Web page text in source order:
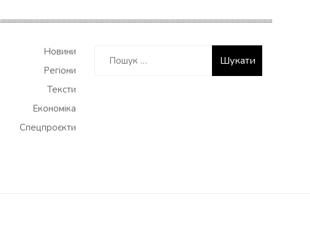
Новини
Регіони
Тексти
Економіка
Спецпроєкти